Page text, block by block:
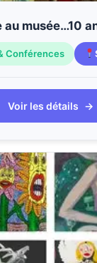
au musée…10
Conférences
Voir les détails →